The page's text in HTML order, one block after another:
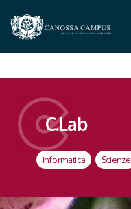
C.Lab
Informatica Scienze